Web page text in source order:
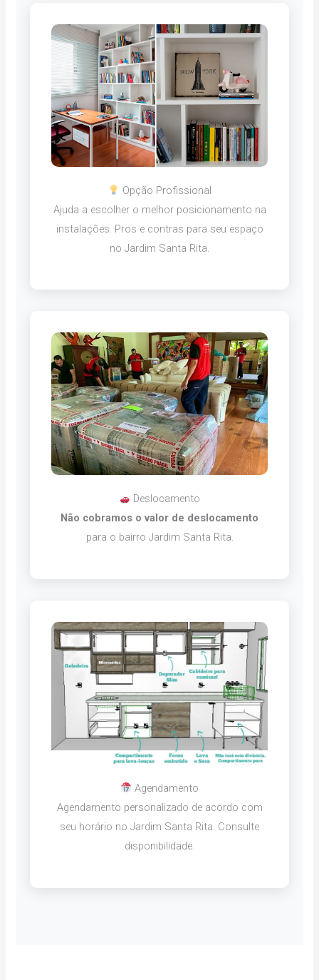
Opção Profissional
Ajuda a escolher o melhor posicionamento na
instalações. Pros e contras para seu espaço
no Jardim Santa Rita.
Deslocamento
Não cobramos o valor de deslocamento
para o bairro Jardim Santa Rita.
Agendamento
Agendamento personalizado de acordo com
seu horário no Jardim Santa Rita. Consulte
disponibilidade.